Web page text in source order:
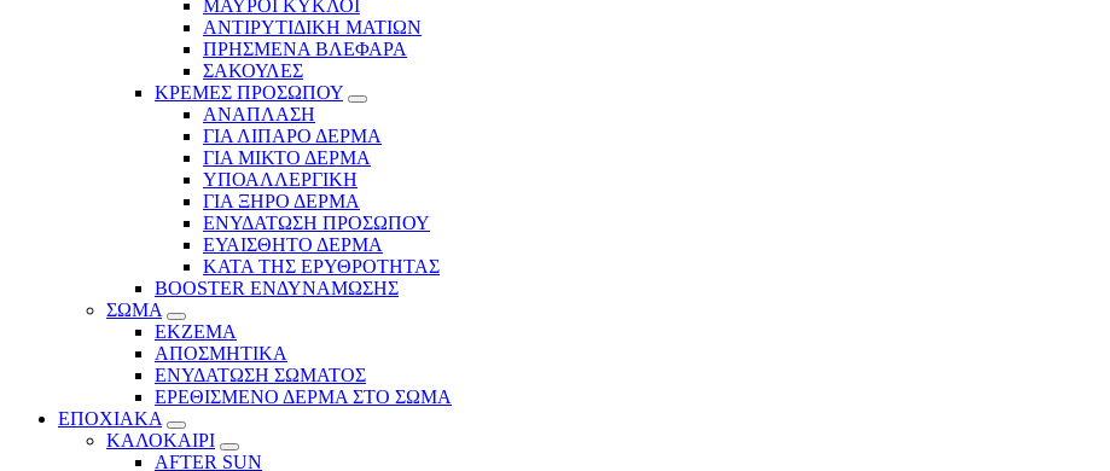
ΜΑΥΡΟΙ ΚΥΚΛΟΙ
ΑΝΤΙΡΥΤΙΔΙΚΗ ΜΑΤΙΩΝ
ΠΡΗΣΜΕΝΑ ΒΛΕΦΑΡΑ
ΣΑΚΟΥΛΕΣ
ΚΡΕΜΕΣ ΠΡΟΣΩΠΟΥ
ΑΝΑΠΛΑΣΗ
ΓΙΑ ΛΙΠΑΡΟ ΔΕΡΜΑ
ΓΙΑ ΜΙΚΤΟ ΔΕΡΜΑ
ΥΠΟΑΛΛΕΡΓΙΚΗ
ΓΙΑ ΞΗΡΟ ΔΕΡΜΑ
ΕΝΥΔΑΤΩΣΗ ΠΡΟΣΩΠΟΥ
ΕΥΑΙΣΘΗΤΟ ΔΕΡΜΑ
ΚΑΤΑ ΤΗΣ ΕΡΥΘΡΟΤΗΤΑΣ
BOOSTER ΕΝΔΥΝΑΜΩΣΗΣ
ΣΩΜΑ
ΕΚΖΕΜΑ
ΑΠΟΣΜΗΤΙΚΑ
ΕΝΥΔΑΤΩΣΗ ΣΩΜΑΤΟΣ
ΕΡΕΘΙΣΜΕΝΟ ΔΕΡΜΑ ΣΤΟ ΣΩΜΑ
ΕΠΟΧΙΑΚΑ
ΚΑΛΟΚΑΙΡΙ
AFTER SUN